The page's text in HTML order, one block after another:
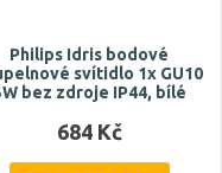
Philips Idris bodové
svítidlo 1x GU10
bez zdroje IP44, bílé
684 Kč